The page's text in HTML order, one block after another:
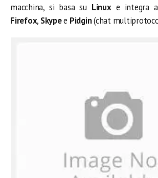
macchina, si basa su Linux e integra
Firefox, Skypee Pidgin(chat